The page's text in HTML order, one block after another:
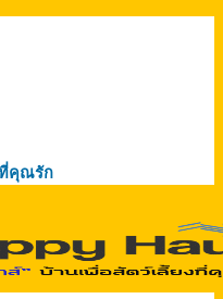
ที่คุณรัก